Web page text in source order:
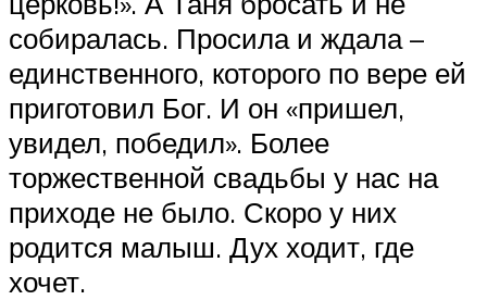
собиралась. Просила и ждала –
единственного, которого по вере ей
приготовил Бог. И он «пришел,
увидел, победил». Более
торжественной свадьбы у нас на
приходе не было. Скоро у них
родится малыш. Дух ходит, где
хочет.